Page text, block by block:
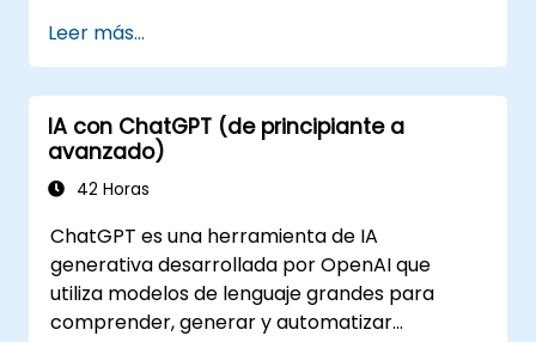
Leer más...
IA con ChatGPT (de principiante a
avanzado)
42 Horas
ChatGPT es una herramienta de IA
generativa desarrollada por OpenAI que
utiliza modelos de lenguaje grandes para
comprender, generar y automatizar